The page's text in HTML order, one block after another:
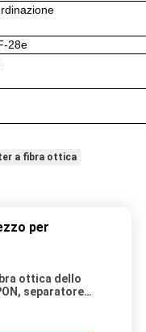
28e
a fibra ottica
per
ottica dello
separatore